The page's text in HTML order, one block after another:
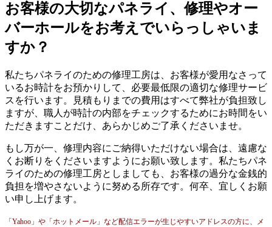
お客様の大切なパネライ、修理やオー
バーホールをお考えでいらっしゃいま
すか？
私たちパネライのための修理工房は、お客様が愛用なさって
いるお時計をお預かりして、必要最低限の適切な修理サービ
スを行います。見積もりまでの費用はすべて弊社が負担致し
ますが、職人が時計の内部をチェックするためにお時間をい
ただきますことだけ、あらかじめご了承くださいませ。
もし万が一、修理内容にご納得いただけない場合は、遠慮な
くお断りをくださいますようにお願い致します。私たちパネ
ライのための修理工房としましても、お客様の過分な金銭的
負担を増やさないように努める所存です。何卒、宜しくお願
い申し上げます。
「Yahoo」や「ホットメール」など配信エラーが生じやすいアドレスの方に、メ